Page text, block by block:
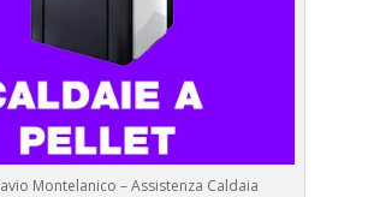
Montelanico – Assistenza Caldaia